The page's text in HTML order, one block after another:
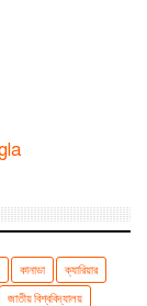
কানাডা
ক্যারিয়ার
জাতীয় বিশ্ববিদ্যালয়